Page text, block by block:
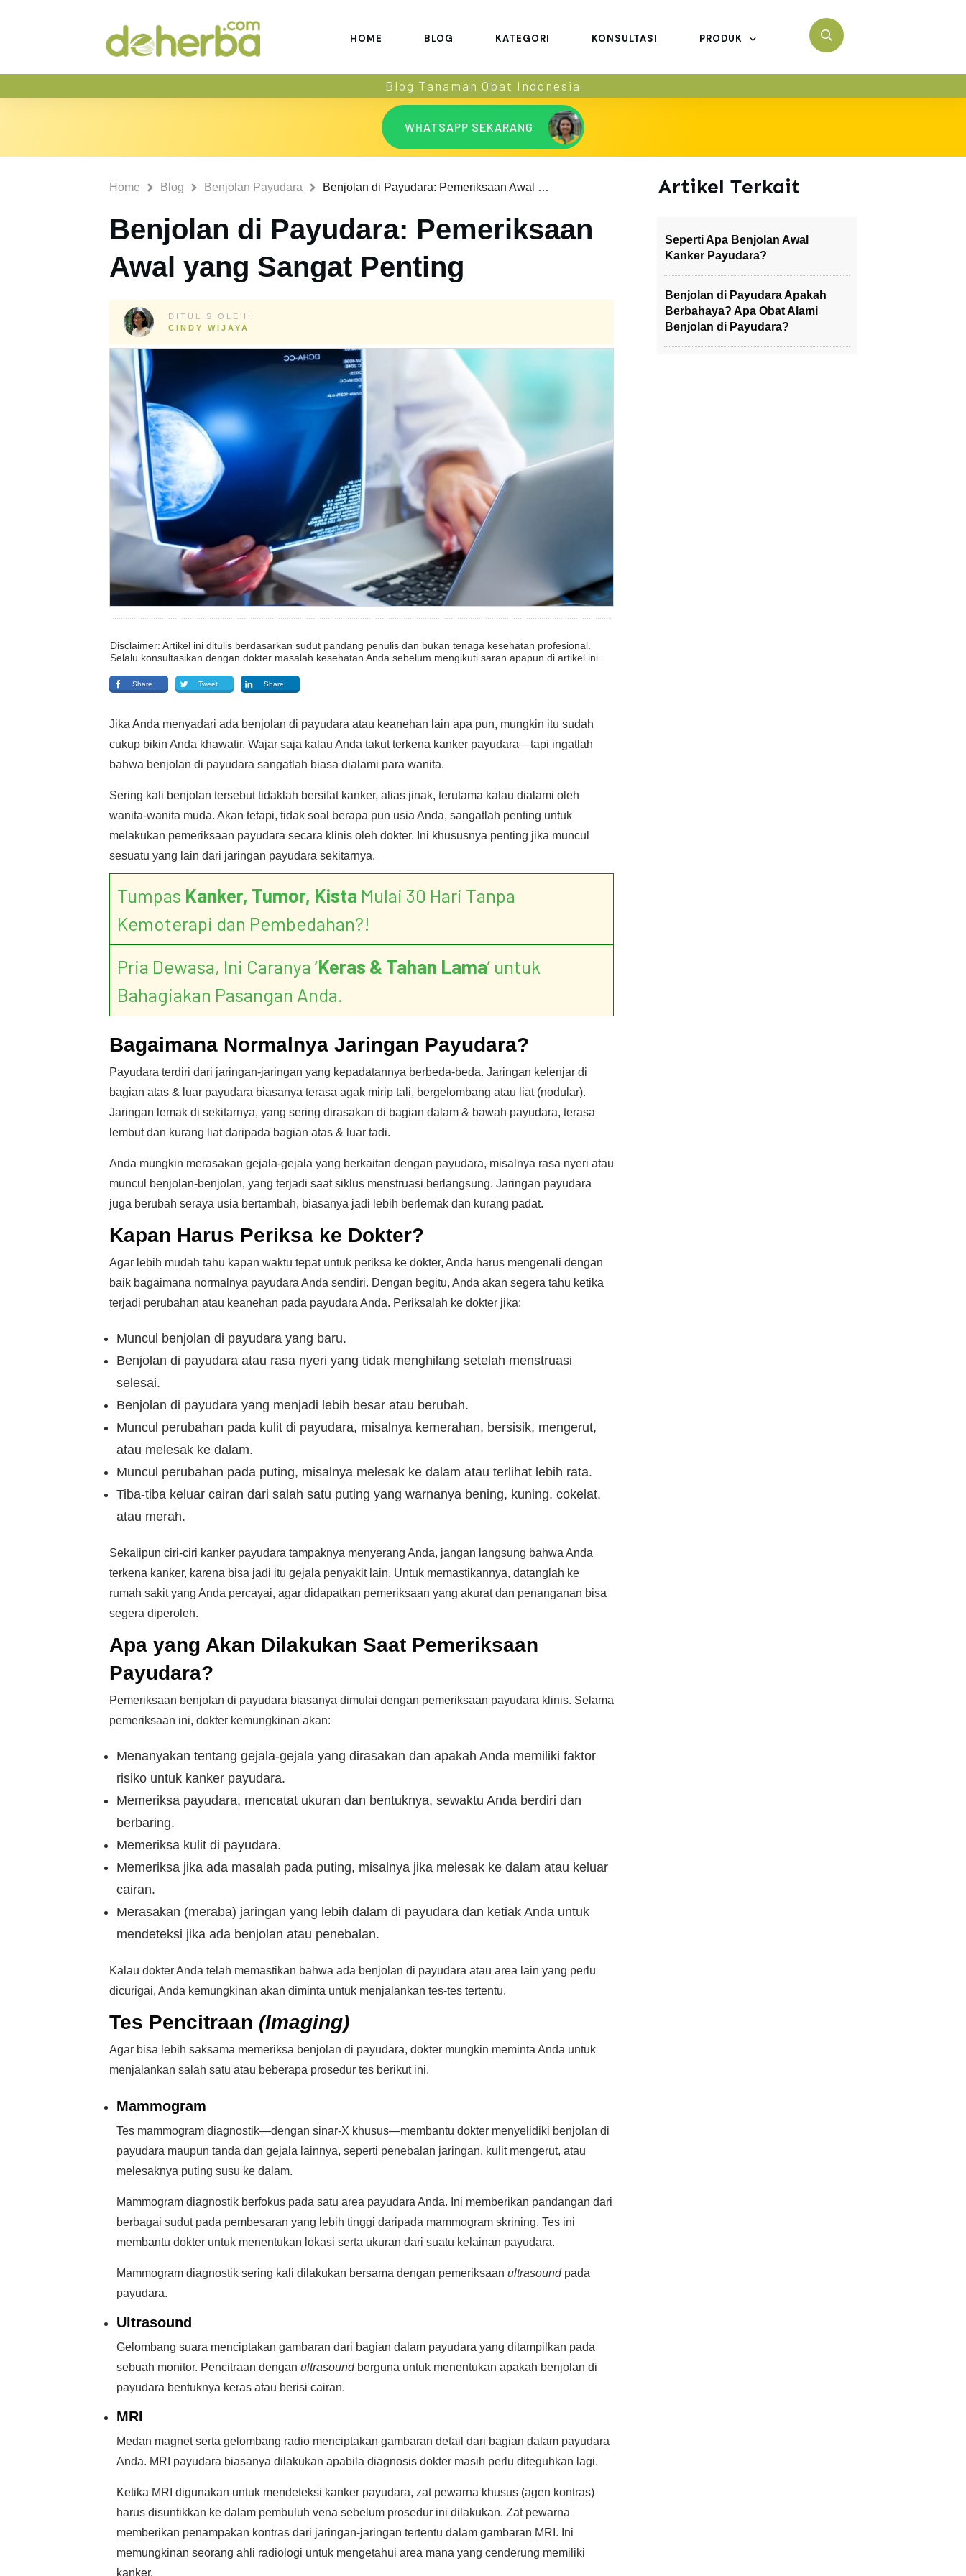
HOME BLOG KATEGORI KONSULTASI PRODUK
Blog Tanaman Obat Indonesia
WHATSAPP SEKARANG
Home Blog Benjolan Payudara Benjolan di Payudara: Pemeriksaan Awal yang Sangat Penting
Benjolan di Payudara: Pemeriksaan
Awal yang Sangat Penting
DITULIS OLEH:
CINDY WIJAYA
Disclaimer: Artikel ini ditulis berdasarkan sudut pandang penulis dan bukan tenaga kesehatan profesional.
Selalu konsultasikan dengan dokter masalah kesehatan Anda sebelum mengikuti saran apapun di artikel ini.
Share Tweet Share
Jika Anda menyadari ada benjolan di payudara atau keanehan lain apa pun, mungkin itu sudah
cukup bikin Anda khawatir. Wajar saja kalau Anda takut terkena kanker payudara—tapi ingatlah
bahwa benjolan di payudara sangatlah biasa dialami para wanita.
Sering kali benjolan tersebut tidaklah bersifat kanker, alias jinak, terutama kalau dialami oleh
wanita-wanita muda. Akan tetapi, tidak soal berapa pun usia Anda, sangatlah penting untuk
melakukan pemeriksaan payudara secara klinis oleh dokter. Ini khususnya penting jika muncul
sesuatu yang lain dari jaringan payudara sekitarnya.
Tumpas Kanker, Tumor, Kista Mulai 30 Hari Tanpa
Kemoterapi dan Pembedahan?!
Pria Dewasa, Ini Caranya ‘Keras & Tahan Lama’ untuk
Bahagiakan Pasangan Anda.
Bagaimana Normalnya Jaringan Payudara?
Payudara terdiri dari jaringan-jaringan yang kepadatannya berbeda-beda. Jaringan kelenjar di
bagian atas & luar payudara biasanya terasa agak mirip tali, bergelombang atau liat (nodular).
Jaringan lemak di sekitarnya, yang sering dirasakan di bagian dalam & bawah payudara, terasa
lembut dan kurang liat daripada bagian atas & luar tadi.
Anda mungkin merasakan gejala-gejala yang berkaitan dengan payudara, misalnya rasa nyeri atau
muncul benjolan-benjolan, yang terjadi saat siklus menstruasi berlangsung. Jaringan payudara
juga berubah seraya usia bertambah, biasanya jadi lebih berlemak dan kurang padat.
Kapan Harus Periksa ke Dokter?
Agar lebih mudah tahu kapan waktu tepat untuk periksa ke dokter, Anda harus mengenali dengan
baik bagaimana normalnya payudara Anda sendiri. Dengan begitu, Anda akan segera tahu ketika
terjadi perubahan atau keanehan pada payudara Anda. Periksalah ke dokter jika:
Muncul benjolan di payudara yang baru.
Benjolan di payudara atau rasa nyeri yang tidak menghilang setelah menstruasi
selesai.
Benjolan di payudara yang menjadi lebih besar atau berubah.
Muncul perubahan pada kulit di payudara, misalnya kemerahan, bersisik, mengerut,
atau melesak ke dalam.
Muncul perubahan pada puting, misalnya melesak ke dalam atau terlihat lebih rata.
Tiba-tiba keluar cairan dari salah satu puting yang warnanya bening, kuning, cokelat,
atau merah.
Sekalipun ciri-ciri kanker payudara tampaknya menyerang Anda, jangan langsung bahwa Anda
terkena kanker, karena bisa jadi itu gejala penyakit lain. Untuk memastikannya, datanglah ke
rumah sakit yang Anda percayai, agar didapatkan pemeriksaan yang akurat dan penanganan bisa
segera diperoleh.
Apa yang Akan Dilakukan Saat Pemeriksaan
Payudara?
Pemeriksaan benjolan di payudara biasanya dimulai dengan pemeriksaan payudara klinis. Selama
pemeriksaan ini, dokter kemungkinan akan:
Menanyakan tentang gejala-gejala yang dirasakan dan apakah Anda memiliki faktor
risiko untuk kanker payudara.
Memeriksa payudara, mencatat ukuran dan bentuknya, sewaktu Anda berdiri dan
berbaring.
Memeriksa kulit di payudara.
Memeriksa jika ada masalah pada puting, misalnya jika melesak ke dalam atau keluar
cairan.
Merasakan (meraba) jaringan yang lebih dalam di payudara dan ketiak Anda untuk
mendeteksi jika ada benjolan atau penebalan.
Kalau dokter Anda telah memastikan bahwa ada benjolan di payudara atau area lain yang perlu
dicurigai, Anda kemungkinan akan diminta untuk menjalankan tes-tes tertentu.
Tes Pencitraan (Imaging)
Agar bisa lebih saksama memeriksa benjolan di payudara, dokter mungkin meminta Anda untuk
menjalankan salah satu atau beberapa prosedur tes berikut ini.
Mammogram
Tes mammogram diagnostik—dengan sinar-X khusus—membantu dokter menyelidiki benjolan di
payudara maupun tanda dan gejala lainnya, seperti penebalan jaringan, kulit mengerut, atau
melesaknya puting susu ke dalam.
Mammogram diagnostik berfokus pada satu area payudara Anda. Ini memberikan pandangan dari
berbagai sudut pada pembesaran yang lebih tinggi daripada mammogram skrining. Tes ini
membantu dokter untuk menentukan lokasi serta ukuran dari suatu kelainan payudara.
Mammogram diagnostik sering kali dilakukan bersama dengan pemeriksaan ultrasoundpada
payudara.
Ultrasound
Gelombang suara menciptakan gambaran dari bagian dalam payudara yang ditampilkan pada
sebuah monitor. Pencitraan dengan ultrasoundberguna untuk menentukan apakah benjolan di
payudara bentuknya keras atau berisi cairan.
MRI
Medan magnet serta gelombang radio menciptakan gambaran detail dari bagian dalam payudara
Anda. MRI payudara biasanya dilakukan apabila diagnosis dokter masih perlu diteguhkan lagi.
Ketika MRI digunakan untuk mendeteksi kanker payudara, zat pewarna khusus (agen kontras)
harus disuntikkan ke dalam pembuluh vena sebelum prosedur ini dilakukan. Zat pewarna
memberikan penampakan kontras dari jaringan-jaringan tertentu dalam gambaran MRI. Ini
memungkinan seorang ahli radiologi untuk mengetahui area mana yang cenderung memiliki
kanker.
Artikel Terkait
Seperti Apa Benjolan Awal
Kanker Payudara?
Benjolan di Payudara Apakah
Berbahaya? Apa Obat Alami
Benjolan di Payudara?